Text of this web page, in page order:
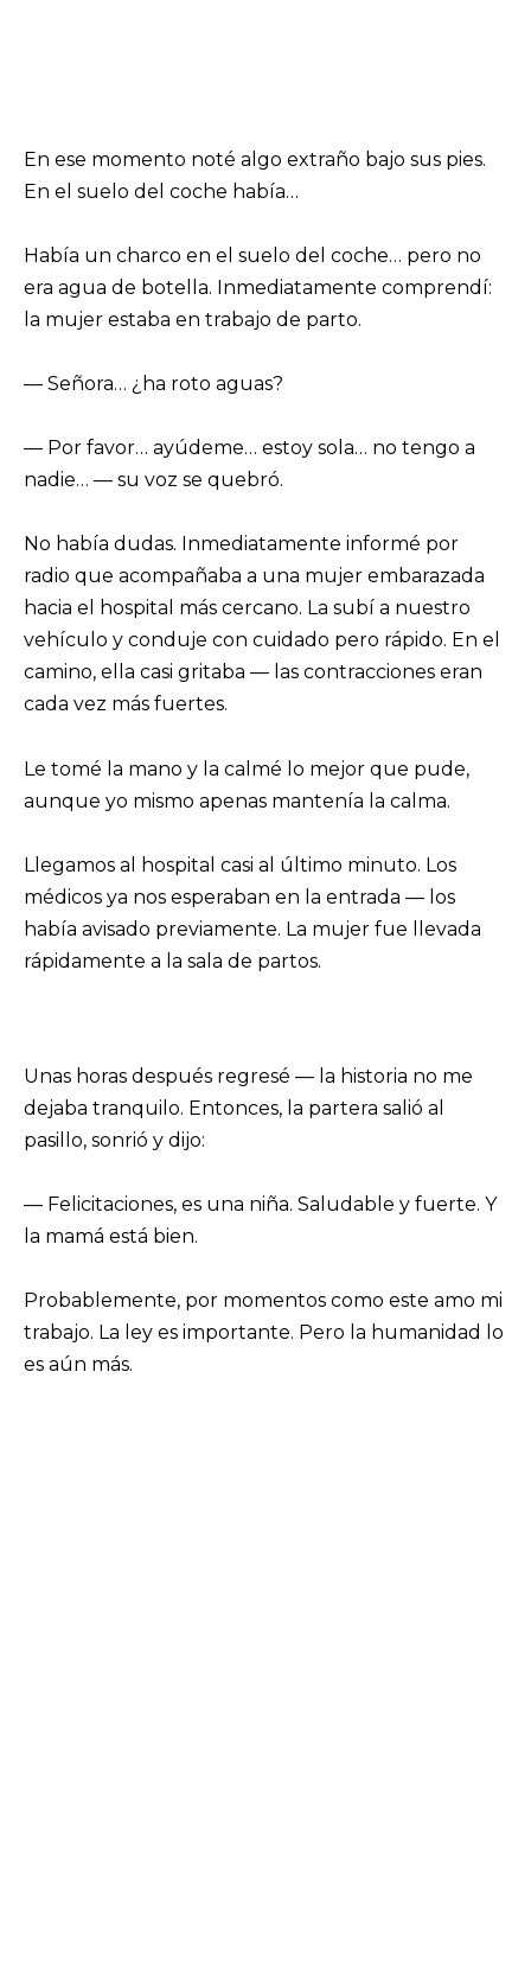
En ese momento noté algo extraño bajo sus pies.
En el suelo del coche había…
Había un charco en el suelo del coche… pero no
era agua de botella. Inmediatamente comprendí:
la mujer estaba en trabajo de parto.
— Señora… ¿ha roto aguas?
— Por favor… ayúdeme… estoy sola… no tengo a
nadie… — su voz se quebró.
No había dudas. Inmediatamente informé por
radio que acompañaba a una mujer embarazada
hacia el hospital más cercano. La subí a nuestro
vehículo y conduje con cuidado pero rápido. En el
camino, ella casi gritaba — las contracciones eran
cada vez más fuertes.
Le tomé la mano y la calmé lo mejor que pude,
aunque yo mismo apenas mantenía la calma.
Llegamos al hospital casi al último minuto. Los
médicos ya nos esperaban en la entrada — los
había avisado previamente. La mujer fue llevada
rápidamente a la sala de partos.
Unas horas después regresé — la historia no me
dejaba tranquilo. Entonces, la partera salió al
pasillo, sonrió y dijo:
— Felicitaciones, es una niña. Saludable y fuerte. Y
la mamá está bien.
Probablemente, por momentos como este amo mi
trabajo. La ley es importante. Pero la humanidad lo
es aún más.